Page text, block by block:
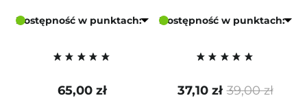
Dostępność w punktach:
65,00 zł
Dostępność w punktach:
39,00 zł
37,10 zł